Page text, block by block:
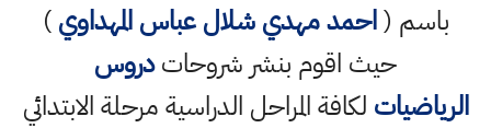
باسم (احمد مهدي شلال عباس المهداوي)
حيث اقوم بنشر شروحاتدروس
الرياضيات لكافة المراحل الدراسية مرحلة الابتدائي